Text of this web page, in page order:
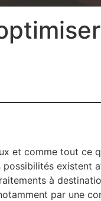
et comme tout ce
possibilités existent
à
par une